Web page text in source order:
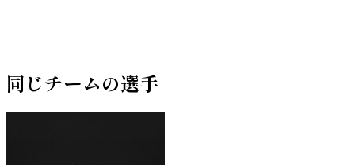
同じチームの選手